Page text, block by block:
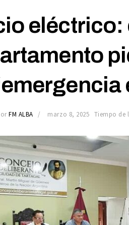
eléctrico:
FM ALBA marzo 8, 2025 Tiempo de